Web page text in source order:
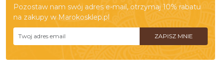
Pozostaw nam swój adres e-mail, otrzymaj 10% rabatu
na zakupy w Marokosklep.pl